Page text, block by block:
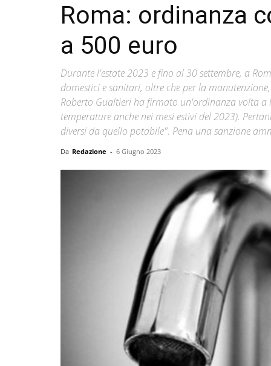
Roma: ordinanza
a 500 euro
Durante l'estate 2023 e fino al 30 settembre, a
domestici e sanitari, oltre che per la
Roberto Gualtieri ha firmato un'ordinanza volta
temperature anche nei mesi estivi del 2023).
diversi da quello potabile". Pena una sanzione
Da Redazione - 6 Giugno 2023